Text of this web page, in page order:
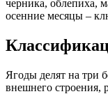
черника, облепиха,
осенние месяцы –
Ягоды делят на три
внешнего строения,